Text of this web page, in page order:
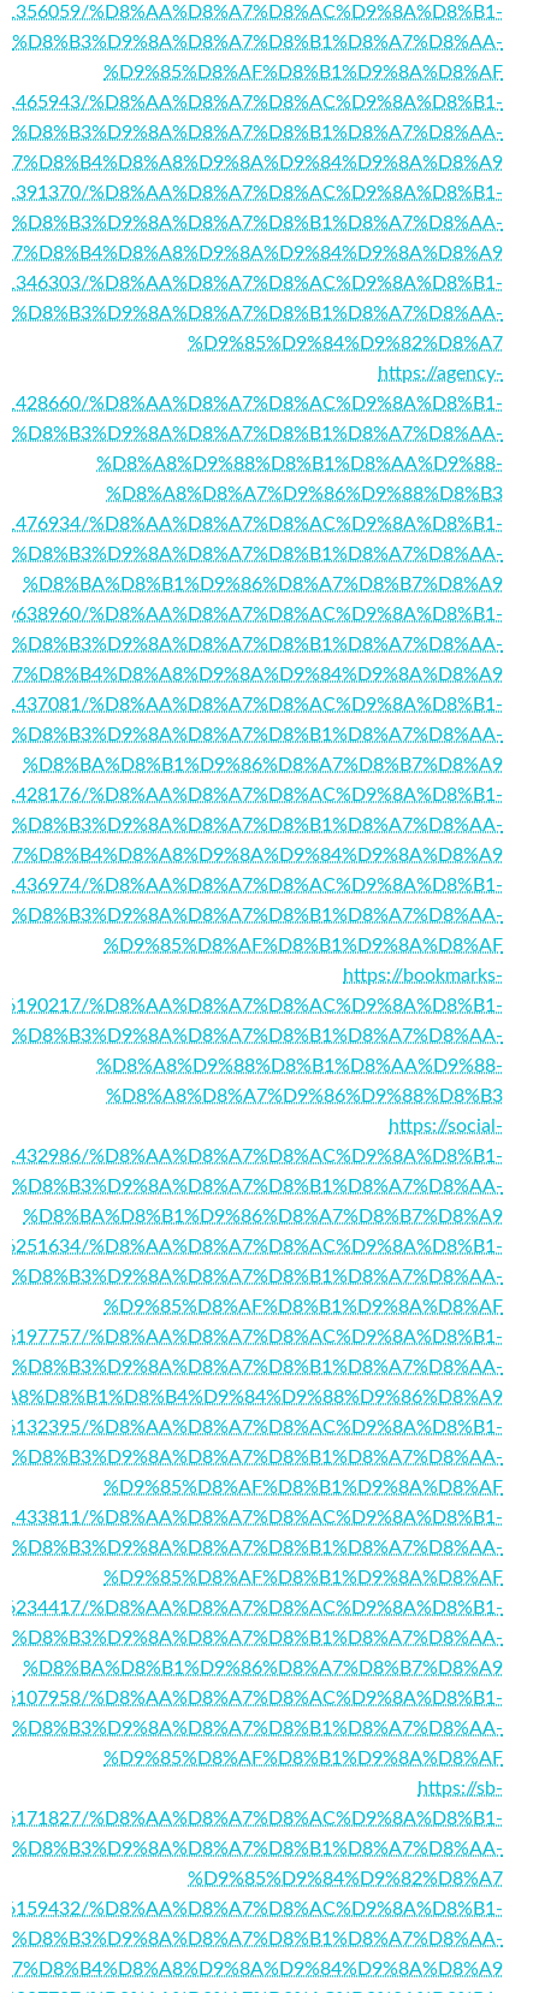
%D8%AA%D8%A7%D8%AC%D9%8A%D8%B1-
%D8%B3%D9%8A%D8%A7%D8%B1%D8%A7%D8%AA-
%D9%85%D8%AF%D8%B1%D9%8A%D8%AF
%D8%AA%D8%A7%D8%AC%D9%8A%D8%B1-
%D8%B3%D9%8A%D8%A7%D8%B1%D8%A7%D8%AA-
%D8%AA%D8%A7%D8%AC%D9%8A%D8%B1-
%D8%B3%D9%8A%D8%A7%D8%B1%D8%A7%D8%AA-
%D8%AA%D8%A7%D8%AC%D9%8A%D8%B1-
%D8%B3%D9%8A%D8%A7%D8%B1%D8%A7%D8%AA-
%D9%85%D9%84%D9%82%D8%A7
https://agency-
%D8%AA%D8%A7%D8%AC%D9%8A%D8%B1-
%D8%B3%D9%8A%D8%A7%D8%B1%D8%A7%D8%AA-
%D8%A8%D9%88%D8%B1%D8%AA%D9%88-
%D8%A8%D8%A7%D9%86%D9%88%D8%B3
%D8%AA%D8%A7%D8%AC%D9%8A%D8%B1-
%D8%B3%D9%8A%D8%A7%D8%B1%D8%A7%D8%AA-
%D8%BA%D8%B1%D9%86%D8%A7%D8%B7%D8%A9
%D8%AA%D8%A7%D8%AC%D9%8A%D8%B1-
%D8%B3%D9%8A%D8%A7%D8%B1%D8%A7%D8%AA-
%D8%AA%D8%A7%D8%AC%D9%8A%D8%B1-
%D8%B3%D9%8A%D8%A7%D8%B1%D8%A7%D8%AA-
%D8%BA%D8%B1%D9%86%D8%A7%D8%B7%D8%A9
%D8%AA%D8%A7%D8%AC%D9%8A%D8%B1-
%D8%B3%D9%8A%D8%A7%D8%B1%D8%A7%D8%AA-
%D8%AA%D8%A7%D8%AC%D9%8A%D8%B1-
%D8%B3%D9%8A%D8%A7%D8%B1%D8%A7%D8%AA-
%D9%85%D8%AF%D8%B1%D9%8A%D8%AF
https://bookmarks-
%D8%AA%D8%A7%D8%AC%D9%8A%D8%B1-
%D8%B3%D9%8A%D8%A7%D8%B1%D8%A7%D8%AA-
%D8%A8%D9%88%D8%B1%D8%AA%D9%88-
%D8%A8%D8%A7%D9%86%D9%88%D8%B3
https://social-
%D8%AA%D8%A7%D8%AC%D9%8A%D8%B1-
%D8%B3%D9%8A%D8%A7%D8%B1%D8%A7%D8%AA-
%D8%BA%D8%B1%D9%86%D8%A7%D8%B7%D8%A9
%D8%AA%D8%A7%D8%AC%D9%8A%D8%B1-
%D8%B3%D9%8A%D8%A7%D8%B1%D8%A7%D8%AA-
%D9%85%D8%AF%D8%B1%D9%8A%D8%AF
%D8%AA%D8%A7%D8%AC%D9%8A%D8%B1-
%D8%B3%D9%8A%D8%A7%D8%B1%D8%A7%D8%AA-
%D8%AA%D8%A7%D8%AC%D9%8A%D8%B1-
%D8%B3%D9%8A%D8%A7%D8%B1%D8%A7%D8%AA-
%D9%85%D8%AF%D8%B1%D9%8A%D8%AF
%D8%AA%D8%A7%D8%AC%D9%8A%D8%B1-
%D8%B3%D9%8A%D8%A7%D8%B1%D8%A7%D8%AA-
%D9%85%D8%AF%D8%B1%D9%8A%D8%AF
%D8%AA%D8%A7%D8%AC%D9%8A%D8%B1-
%D8%B3%D9%8A%D8%A7%D8%B1%D8%A7%D8%AA-
%D8%BA%D8%B1%D9%86%D8%A7%D8%B7%D8%A9
%D8%AA%D8%A7%D8%AC%D9%8A%D8%B1-
%D8%B3%D9%8A%D8%A7%D8%B1%D8%A7%D8%AA-
%D9%85%D8%AF%D8%B1%D9%8A%D8%AF
https://sb-
%D8%AA%D8%A7%D8%AC%D9%8A%D8%B1-
%D8%B3%D9%8A%D8%A7%D8%B1%D8%A7%D8%AA-
%D9%85%D9%84%D9%82%D8%A7
%D8%AA%D8%A7%D8%AC%D9%8A%D8%B1-
%D8%B3%D9%8A%D8%A7%D8%B1%D8%A7%D8%AA-